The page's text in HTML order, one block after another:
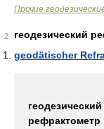
Прочие
2
геодезический
geodätischer
рефрактометр